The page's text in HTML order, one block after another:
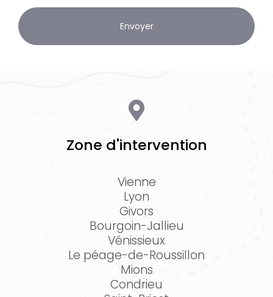
Zone d'intervention
Vienne
Lyon
Givors
Bourgoin-Jallieu
Vénissieux
Le péage-de-Roussillon
Mions
Condrieu